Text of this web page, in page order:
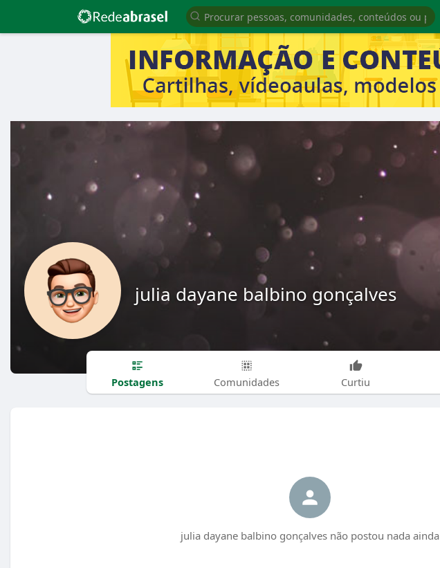
julia dayane balbino gonçalves
Postagens Comunidades Curtiu
julia dayane balbino gonçalves não postou nada ainda